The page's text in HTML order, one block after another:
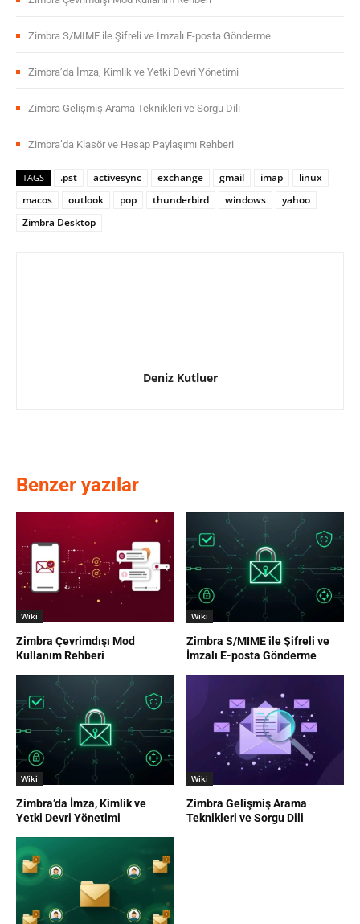
Zimbra S/MIME ile Şifreli ve İmzalı E-posta Gönderme
Zimbra’da İmza, Kimlik ve Yetki Devri Yönetimi
Zimbra Gelişmiş Arama Teknikleri ve Sorgu Dili
Zimbra’da Klasör ve Hesap Paylaşımı Rehberi
TAGS .pst activesync exchange gmail imap
linux
macos
outlook pop thunderbird windows
yahoo
Zimbra Desktop
Deniz Kutluer
Benzer yazılar
Wiki
Zimbra Çevrimdışı Mod
Kullanım Rehberi
Wiki
Zimbra S/MIME ile Şifreli ve
İmzalı E-posta Gönderme
Wiki
Zimbra’da İmza, Kimlik ve
Yetki Devri Yönetimi
Wiki
Zimbra Gelişmiş Arama
Teknikleri ve Sorgu Dili